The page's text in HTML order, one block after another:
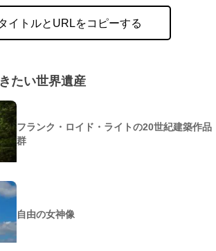
イトルとURLをコピーする
たい世界遺産
フランク・ロイド・ライトの20世紀建築作品
群
自由の女神像